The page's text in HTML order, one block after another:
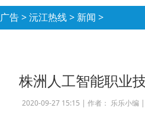
广告>沅江热线> 新闻 >
株洲人工智能职业
2020-09-27 15:15 | 作者： 乐乐小编 |